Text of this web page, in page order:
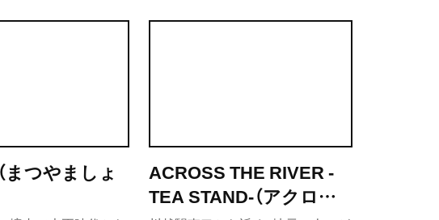
まつやましょ
ACROSS THE RIVER -
TEA STAND-（アクロス